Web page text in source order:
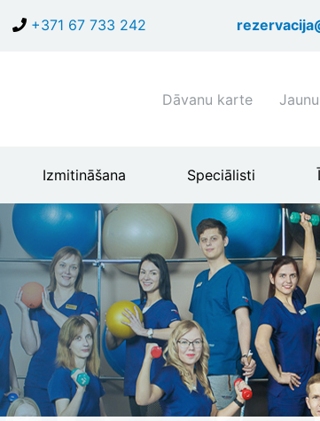
uz
+371 67 733 242
Shortcuts
menu
Dāvanu karte
Izmitināšana Speciālisti